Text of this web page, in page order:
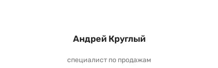
Андрей Круглый
специалист по продажам